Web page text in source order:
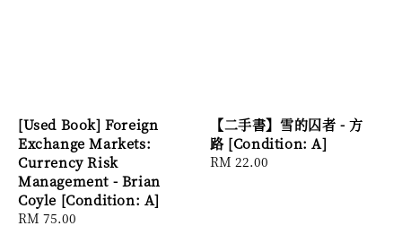
[Used Book] Foreign
Exchange Markets:
Currency Risk
Management - Brian
Coyle [Condition: A]
Regular
RM 75.00
【二手書】雪的囚者 - 方
路 [Condition: A]
Regular
RM 22.00